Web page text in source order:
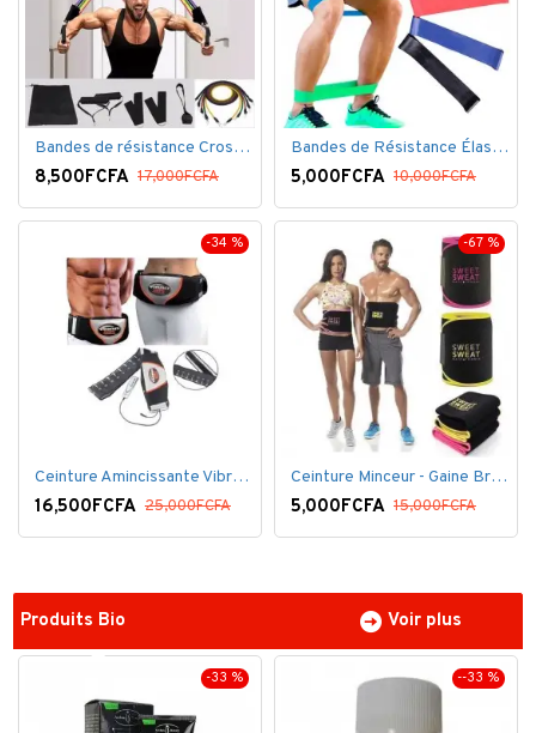
Bandes de résistance Crossfit pour la remise en forme - 11 pièces/ensemble - Élastique- Caoutchouc
8,500FCFA 17,000FCFA
Bandes de Résistance Élastique Latex pour Salle de Gym, Exercice, Yoga, Pilâtes, Kinésithérapie, Rééducation
5,000FCFA 10,000FCFA
-34 %
Ceinture Amincissante Vibro - Noir
16,500FCFA 25,000FCFA
-67 %
Ceinture Minceur - Gaine Brûlante - Ventre plat
5,000FCFA 15,000FCFA
Produits Bio Voir plus
-33 % --33 %